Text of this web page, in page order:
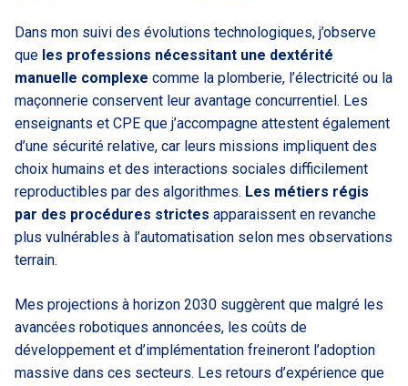
Dans mon suivi des évolutions technologiques, j’observe
que les professions nécessitant une dextérité
manuelle complexe comme la plomberie, l’électricité ou la
maçonnerie conservent leur avantage concurrentiel. Les
enseignants et CPE que j’accompagne attestent également
d’une sécurité relative, car leurs missions impliquent des
choix humains et des interactions sociales difficilement
reproductibles par des algorithmes. Les métiers régis
par des procédures strictes apparaissent en revanche
plus vulnérables à l’automatisation selon mes observations
terrain.
Mes projections à horizon 2030 suggèrent que malgré les
avancées robotiques annoncées, les coûts de
développement et d’implémentation freineront l’adoption
massive dans ces secteurs. Les retours d’expérience que